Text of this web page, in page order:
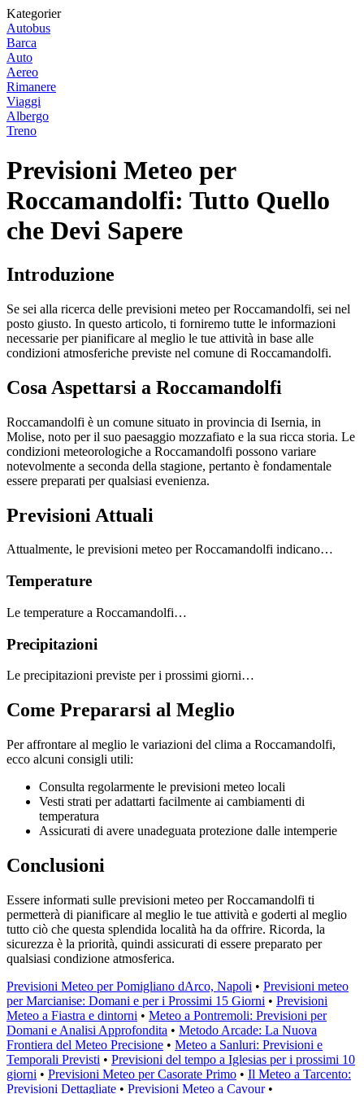
Kategorier
Autobus
Barca
Auto
Aereo
Rimanere
Viaggi
Albergo
Treno
Previsioni Meteo per
Roccamandolfi: Tutto Quello
che Devi Sapere
Introduzione
Se sei alla ricerca delle previsioni meteo per Roccamandolfi, sei nel
posto giusto. In questo articolo, ti forniremo tutte le informazioni
necessarie per pianificare al meglio le tue attività in base alle
condizioni atmosferiche previste nel comune di Roccamandolfi.
Cosa Aspettarsi a Roccamandolfi
Roccamandolfi è un comune situato in provincia di Isernia, in
Molise, noto per il suo paesaggio mozzafiato e la sua ricca storia. Le
condizioni meteorologiche a Roccamandolfi possono variare
notevolmente a seconda della stagione, pertanto è fondamentale
essere preparati per qualsiasi evenienza.
Previsioni Attuali
Attualmente, le previsioni meteo per Roccamandolfi indicano…
Temperature
Le temperature a Roccamandolfi…
Precipitazioni
Le precipitazioni previste per i prossimi giorni…
Come Prepararsi al Meglio
Per affrontare al meglio le variazioni del clima a Roccamandolfi,
ecco alcuni consigli utili:
Consulta regolarmente le previsioni meteo locali
Vesti strati per adattarti facilmente ai cambiamenti di
temperatura
Assicurati di avere unadeguata protezione dalle intemperie
Conclusioni
Essere informati sulle previsioni meteo per Roccamandolfi ti
permetterà di pianificare al meglio le tue attività e goderti al meglio
tutto ciò che questa splendida località ha da offrire. Ricorda, la
sicurezza è la priorità, quindi assicurati di essere preparato per
qualsiasi condizione atmosferica.
Previsioni Meteo per Pomigliano dArco, Napoli • Previsioni meteo
per Marcianise: Domani e per i Prossimi 15 Giorni • Previsioni
Meteo a Fiastra e dintorni • Meteo a Pontremoli: Previsioni per
Domani e Analisi Approfondita • Metodo Arcade: La Nuova
Frontiera del Meteo Precisione • Meteo a Sanluri: Previsioni e
Temporali Previsti • Previsioni del tempo a Iglesias per i prossimi 10
giorni • Previsioni Meteo per Casorate Primo • Il Meteo a Tarcento:
Previsioni Dettagliate • Previsioni Meteo a Cavour•